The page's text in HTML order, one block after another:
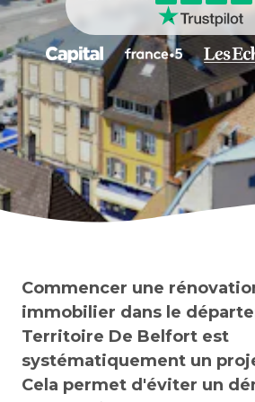
Commencer une
immobilier dans le
Territoire De Belfort est
systématiquement un
Cela permet d'éviter un